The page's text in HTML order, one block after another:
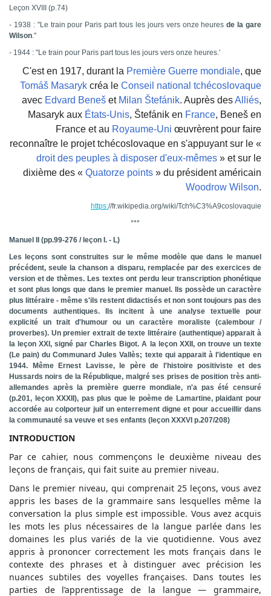
Leçon XVIII (p.74)
- 1938 : "Le train pour Paris part tous les jours vers onze heuresde la gare
Wilson."
- 1944 : "Le train pour Paris part tous les jours vers onze heures.'
C'est en 1917, durant la Première Guerre mondiale, que
Tomáš Masaryk créa le Conseil national tchécoslovaque
avec Edvard Beneš et Milan Štefánik. Auprès desAlliés,
Masaryk aux États-Unis, Štefánik en France, Beneš en
France et au Royaume-Uni œuvrèrent pour faire
reconnaître le projet tchécoslovaque en s'appuyant sur le «
droit des peuples à disposer d'eux-mêmes » et sur le
dixième des « Quatorze points » du président américain
Woodrow Wilson.
https://fr.wikipedia.org/wiki/Tch%C3%A9coslovaquie
***
Manuel II (pp.99-276 / leçon I. - L)
Les leçons sont construites sur le même modèle que dans le manuel
précédent, seule la chanson a disparu, remplacée par des exercices de
version et de thèmes. Les textes ont perdu leur transcription phonétique
et sont plus longs que dans le premier manuel. Ils possède un caractère
plus littéraire - même s'ils restent didactisés et non sont toujours pas des
documents authentiques. Ils incitent à une analyse textuelle pour
explicité un trait d'humour ou un caractère moraliste (calembour /
proverbes). Un premier extrait de texte littéraire (authentique) apparait à
la leçon XXI, signé par Charles Bigot. A la leçon XXII, on trouve un texte
(Le pain) du Communard Jules Vallès; texte qui apparait à l'identique en
1944. Même Ernest Lavisse, le père de l'histoire positiviste et des
Hussards noirs de la République, malgré ses prises de position très anti-
allemandes après la première guerre mondiale, n'a pas été censuré
(p.201, leçon XXXII), pas plus que le poème de Lamartine, plaidant pour
accordée au colporteur juif un enterrement digne et pour accueillir dans
la communauté sa veuve et ses enfants (leçon XXXVI p.207/208)
INTRODUCTION
Par ce cahier, nous commençons le deuxième niveau des
leçons de français, qui fait suite au premier niveau.
Dans le premier niveau, qui comprenait 25 leçons, vous avez
appris les bases de la grammaire sans lesquelles même la
conversation la plus simple est impossible. Vous avez acquis
les mots les plus nécessaires de la langue parlée dans les
domaines les plus variés de la vie quotidienne. Vous avez
appris à prononcer correctement les mots français dans le
contexte des phrases et à distinguer avec précision les
nuances subtiles des voyelles françaises. Dans toutes les
parties de l’apprentissage de la langue — grammaire,